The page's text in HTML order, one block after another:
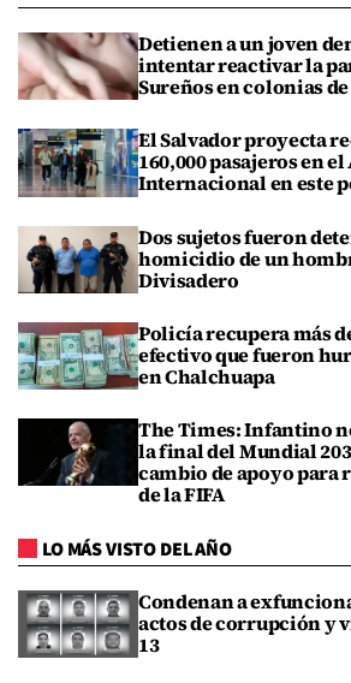
Detienen a un joven
intentar reactivar la
Sureños en colonias
El Salvador proyecta
160,000 pasajeros en
Internacional en este
Dos sujetos fueron
homicidio de un
Divisadero
Policía recupera más
efectivo que fueron
en Chalchuapa
The Times: Infantino
la final del Mundial
cambio de apoyo para
de la FIFA
LO MÁS VISTO DEL AÑO
Condenan a
actos de corrupción y
13